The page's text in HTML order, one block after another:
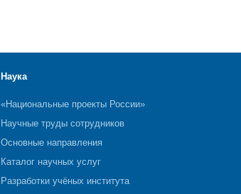
Наука
«Национальные проекты России»
Научные труды сотрудников
Основные направления
Каталог научных услуг
Разработки учёных института